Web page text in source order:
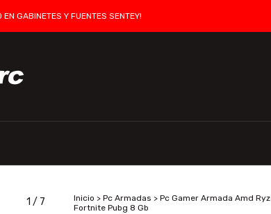
GABINETES Y FUENTES SENTEY!
1 / 7 Inicio > Pc Armadas > Pc Gamer Armada Amd
Fortnite Pubg 8 Gb